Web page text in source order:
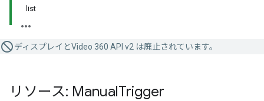
list
ディスプレイとVideo 360 API v2 は廃止されています。
リソース: ManualTrigger